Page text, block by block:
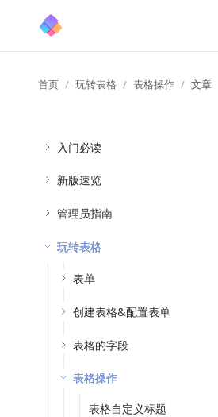
首页 玩转表格 表格操作 文章
入门必读
新版速览
管理员指南
玩转表格
表单
创建表格&配置表单
表格的字段
表格操作
表格自定义标题